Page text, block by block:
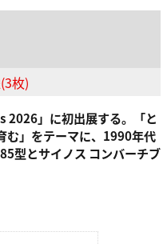
枚)
」に初出展する。「と
む」をテーマに、1990年代
型とサイノス コンバーチブ